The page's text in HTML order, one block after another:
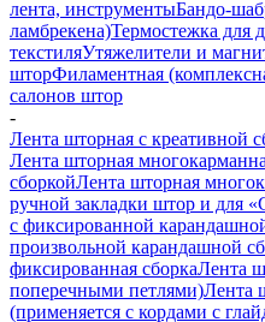
лента, инструментыБандо-
ламбрекена)Термостежка для
текстиляУтяжелители и
шторФиламентная
салонов штор
-
Лента шторная с креативной
Лента шторная
сборкойЛента шторная
ручной закладки штор и для
с фиксированной
произвольной карандашной
фиксированная сборкаЛента
поперечными петлями)Лента
(применяется с кордами с